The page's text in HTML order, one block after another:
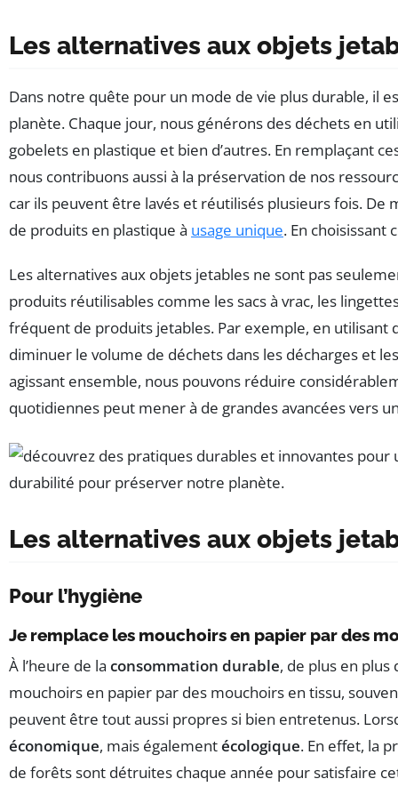
Les alternatives aux objets
Dans notre quête pour un mode de vie plus durable, il
planète. Chaque jour, nous générons des déchets en
gobelets en plastique et bien d’autres. En remplaçant
nous contribuons aussi à la préservation de nos
car ils peuvent être lavés et réutilisés plusieurs fois.
de produits en plastique à usage unique. En choisissant
Les alternatives aux objets jetables ne sont pas
produits réutilisables comme les sacs à vrac, les
fréquent de produits jetables. Par exemple, en utilisant
diminuer le volume de déchets dans les décharges et
agissant ensemble, nous pouvons réduire
quotidiennes peut mener à de grandes avancées vers
Les alternatives aux objets
Pour l’hygiène
Je remplace les mouchoirs en papier par des
À l’heure de la consommation durable, de plus en
mouchoirs en papier par des mouchoirs en tissu,
peuvent être tout aussi propres si bien entretenus.
économique, mais égalementécologique. En effet, la
de forêts sont détruites chaque année pour satisfaire